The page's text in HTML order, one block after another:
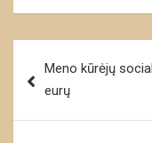
tarpMeno kūrėjų
eurų